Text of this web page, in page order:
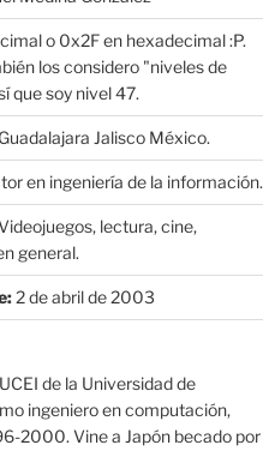
o 0x2F en hexadecimal :P.
los considero "niveles de
que soy nivel 47.
Jalisco México.
en ingeniería de la información.
lectura, cine,
general.
2 de abril de 2003
de la Universidad de
ingeniero en computación,
2000. Vine a Japón becado por